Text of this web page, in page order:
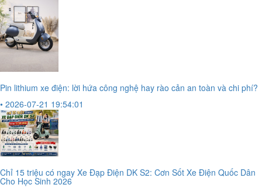
Pin lithium xe điện: lời hứa công nghệ hay rào cản an toàn và chi phí?
• 2026-07-21 19:54:01
Chỉ 15 triệu có ngay Xe Đạp Điện DK S2: Cơn Sốt Xe Điện Quốc Dân
Cho Học Sinh 2026